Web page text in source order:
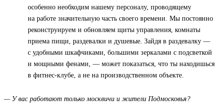
особенно необходим нашему персоналу, проводящему
на работе значительную часть своего времени. Мы постоянно
реконструируем и обновляем щиты управления, комнаты
приема пищи, раздевалки и душевые. Зайдя в раздевалку —
с удобными шкафчиками, большими зеркалами с подсветкой
и мощными фенами, — может показаться, что ты находишься
в фитнес-клубе, а не на производственном объекте.
— У вас работают только москвичи и жители Подмосковья?